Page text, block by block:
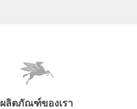
ผลิตภัณฑ์ของเรา